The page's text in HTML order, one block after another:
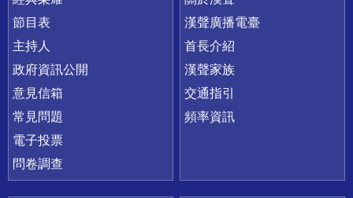
節目表
主持人
政府資訊公開
意見信箱
常見問題
電子投票
問卷調查
漢聲廣播電臺
首長介紹
漢聲家族
交通指引
頻率資訊